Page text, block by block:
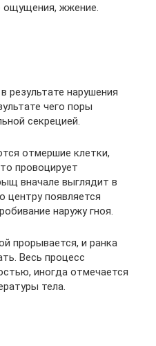
ощущения, жжение.
результате нарушения
чего поры
секрецией.
отмершие клетки,
провоцирует
вначале выглядит в
центру появляется
наружу гноя.
прорывается, и ранка
Весь процесс
иногда отмечается
тела.